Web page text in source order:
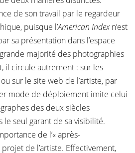
de son travail par le regardeur
puisque l’American Indexn’est
sa présentation dans l’espace
majorité des photographies
il circule autrement : sur les
sur le site web de l’artiste, par
mode de déploiement imite celui
des deux siècles
le seul garant de sa visibilité.
de l’« après-
de l’artiste. Effectivement,